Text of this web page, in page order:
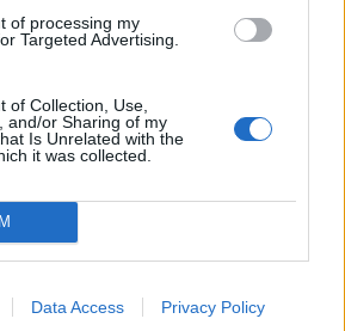
of processing my
Targeted Advertising.
of Collection, Use,
and/or Sharing of my
Is Unrelated with the
it was collected.
Data Access Privacy Policy
for Italy|Esim for Spain|Esim
Germany
Cup 2026|Esim for Saudi
|Esim for Morocco|